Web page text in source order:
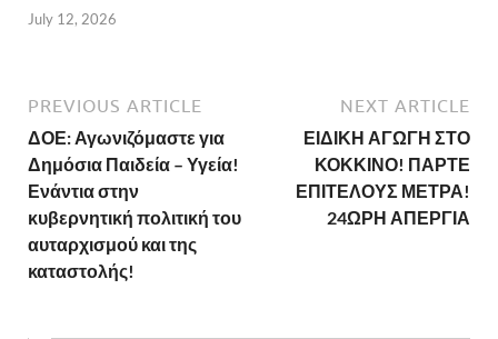
July 12, 2026
PREVIOUS ARTICLE
ΔΟΕ: Αγωνιζόμαστε για
Δημόσια Παιδεία – Υγεία!
Ενάντια στην
κυβερνητική πολιτική του
αυταρχισμού και της
καταστολής!
NEXT ARTICLE
ΕΙΔΙΚΗ ΑΓΩΓΗ ΣΤΟ
ΚΟΚΚΙΝΟ! ΠΑΡΤΕ
ΕΠΙΤΕΛΟΥΣ ΜΕΤΡΑ!
24ΩΡΗ ΑΠΕΡΓΙΑ